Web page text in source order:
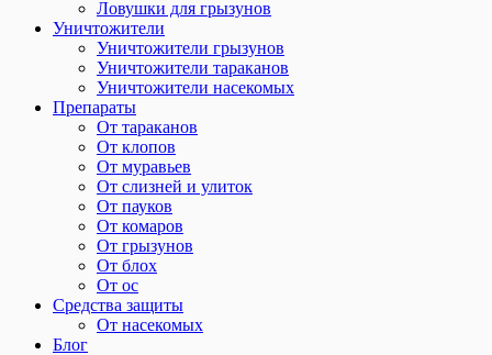
Ловушки для грызунов
Уничтожители
Уничтожители грызунов
Уничтожители тараканов
Уничтожители насекомых
Препараты
От тараканов
От клопов
От муравьев
От слизней и улиток
От пауков
От комаров
От грызунов
От блох
От ос
Средства защиты
От насекомых
Блог